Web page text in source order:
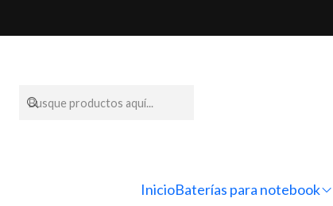
InicioBaterías para notebook